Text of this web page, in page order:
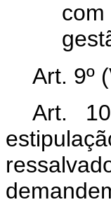
Art. 9º
Art.